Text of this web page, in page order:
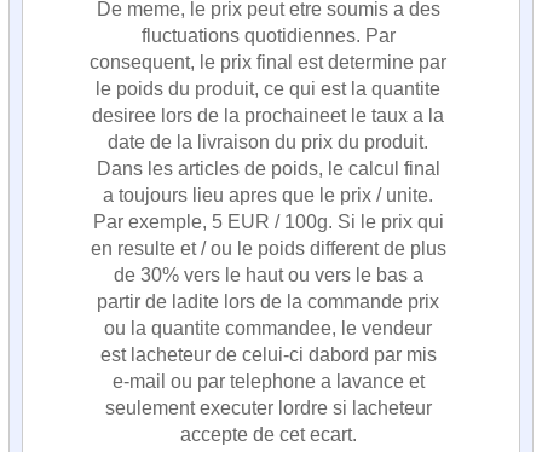
De meme, le prix peut etre soumis a des
fluctuations quotidiennes. Par
consequent, le prix final est determine par
le poids du produit, ce qui est la quantite
desiree lors de la prochaineet le taux a la
date de la livraison du prix du produit.
Dans les articles de poids, le calcul final
a toujours lieu apres que le prix / unite.
Par exemple, 5 EUR / 100g. Si le prix qui
en resulte et / ou le poids different de plus
de 30% vers le haut ou vers le bas a
partir de ladite lors de la commande prix
ou la quantite commandee, le vendeur
est lacheteur de celui-ci dabord par mis
e-mail ou par telephone a lavance et
seulement executer lordre si lacheteur
accepte de cet ecart.